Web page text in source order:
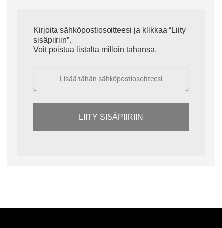
Kirjoita sähköpostiosoitteesi ja klikkaa “Liity
sisäpiiriin”.
Voit poistua listalta milloin tahansa.
LIITY SISÄPIIRIIN